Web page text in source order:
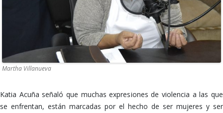
Martha Villanueva
Katia Acuña señaló que muchas expresiones de violencia a las que
se enfrentan, están marcadas por el hecho de ser mujeres y ser